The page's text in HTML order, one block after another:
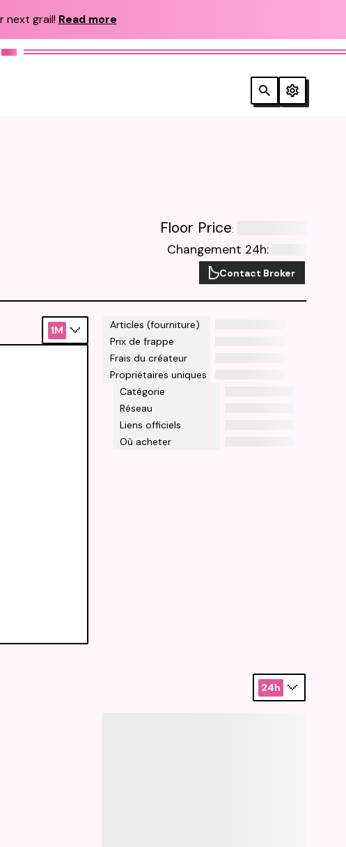
next grail! Read more
Floor Price:
Changement 24h:
Contact Broker
Articles (fourniture)
Prix de frappe
Frais du créateur
Propriétaires uniques
Catégorie
Réseau
Liens officiels
Où acheter
1M
24h